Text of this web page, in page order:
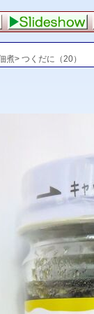
> つくだに（20）